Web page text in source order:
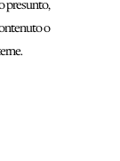
presunto,
o